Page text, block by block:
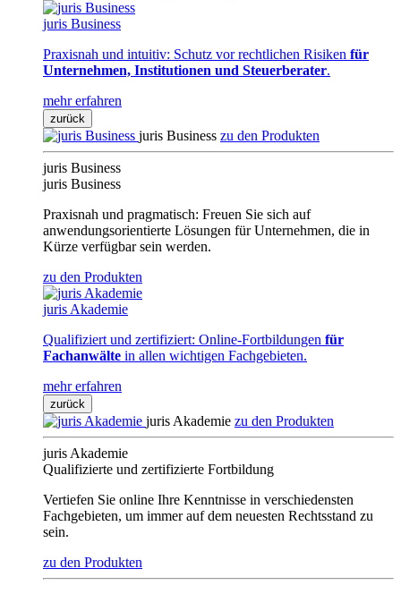
juris Business
Praxisnah und intuitiv: Schutz vor rechtlichen Risiken für
Unternehmen, Institutionen und Steuerberater.
mehr erfahren
zurück
juris Business zu den Produkten
juris Business
juris Business
Praxisnah und pragmatisch: Freuen Sie sich auf
anwendungsorientierte Lösungen für Unternehmen, die in
Kürze verfügbar sein werden.
zu den Produkten
juris Akademie
Qualifiziert und zertifiziert: Online-Fortbildungen für
Fachanwälte in allen wichtigen Fachgebieten.
mehr erfahren
zurück
juris Akademie zu den Produkten
juris Akademie
Qualifizierte und zertifizierte Fortbildung
Vertiefen Sie online Ihre Kenntnisse in verschiedensten
Fachgebieten, um immer auf dem neuesten Rechtsstand zu
sein.
zu den Produkten